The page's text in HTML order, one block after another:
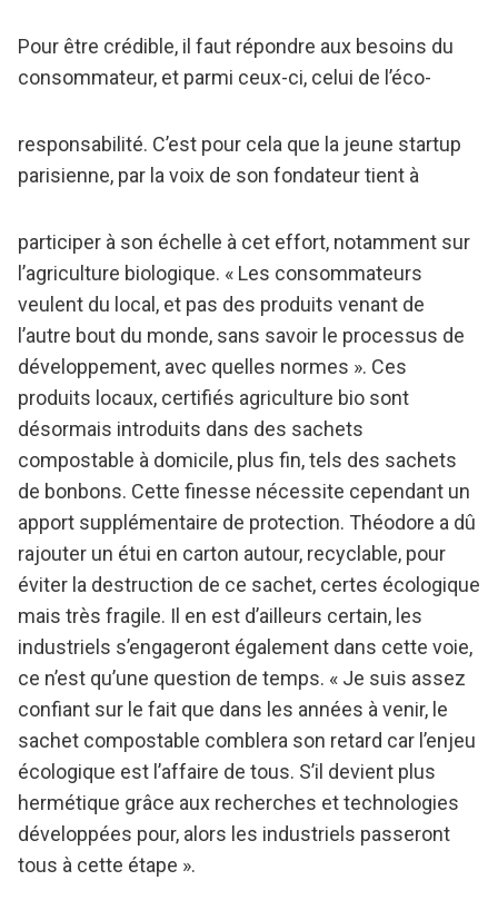
Pour être crédible, il faut répondre aux besoins du
consommateur, et parmi ceux-ci, celui de l’éco-
responsabilité. C’est pour cela que la jeune startup
parisienne, par la voix de son fondateur tient à
participer à son échelle à cet effort, notamment sur
l’agriculture biologique. « Les consommateurs
veulent du local, et pas des produits venant de
l’autre bout du monde, sans savoir le processus de
développement, avec quelles normes ». Ces
produits locaux, certifiés agriculture bio sont
désormais introduits dans des sachets
compostable à domicile, plus fin, tels des sachets
de bonbons. Cette finesse nécessite cependant un
apport supplémentaire de protection. Théodore a dû
rajouter un étui en carton autour, recyclable, pour
éviter la destruction de ce sachet, certes écologique
mais très fragile. Il en est d’ailleurs certain, les
industriels s’engageront également dans cette voie,
ce n’est qu’une question de temps. « Je suis assez
confiant sur le fait que dans les années à venir, le
sachet compostable comblera son retard car l’enjeu
écologique est l’affaire de tous. S’il devient plus
hermétique grâce aux recherches et technologies
développées pour, alors les industriels passeront
tous à cette étape ».